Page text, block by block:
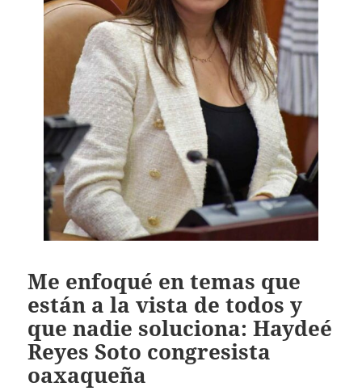
Me enfoqué en temas que
están a la vista de todos y
que nadie soluciona: Haydeé
Reyes Soto congresista
oaxaqueña